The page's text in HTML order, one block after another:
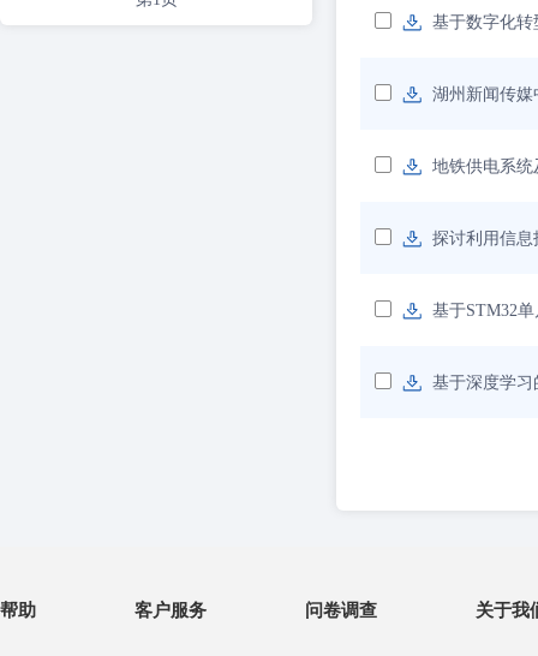
基于数字化
湖州新闻传
地铁供电系
探讨利用信
基于STM32
基于深度学
帮助 客户服务 问卷调查 关于我